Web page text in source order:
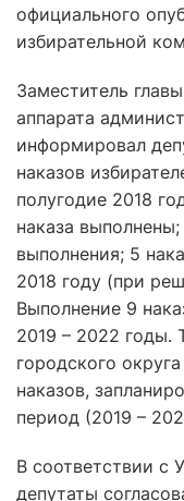
официального
избирательной
Заместитель
аппарата
информировал
наказов
полугодие 2018
наказа
выполнения; 5
2018 году (при
Выполнение 9
2019 – 2022 годы.
городского
наказов,
период (2019 –
В соответствии с
депутаты